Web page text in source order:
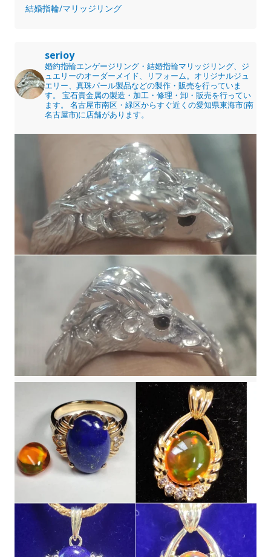
結婚指輪/マリッジリング
serioy
婚約指輪エンゲージリング・結婚指輪マリッジリング、ジ
ュエリーのオーダーメイド、リフォーム。オリジナルジュ
エリー、真珠パール製品などの製作・販売を行っていま
す。
宝石貴金属の製造・加工・修理・卸・販売を行ってい
ます。
名古屋市南区・緑区からすぐ近くの愛知県東海市(南
名古屋市)に店舗があります。